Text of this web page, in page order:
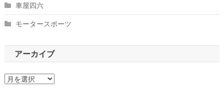
車屋四六
モータースポーツ
アーカイブ
ア